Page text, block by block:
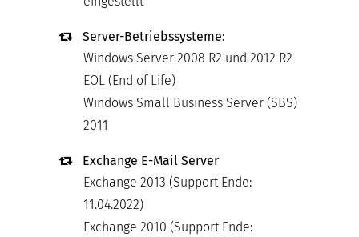
Server-Betriebssysteme:
Windows Server 2008 R2 und 2012 R2
EOL (End of Life)
Windows Small Business Server (SBS)
2011
Exchange E-Mail Server
Exchange 2013 (Support Ende:
11.04.2022)
Exchange 2010 (Support Ende: